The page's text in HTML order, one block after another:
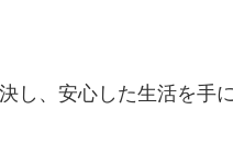
し、安心した生活を手